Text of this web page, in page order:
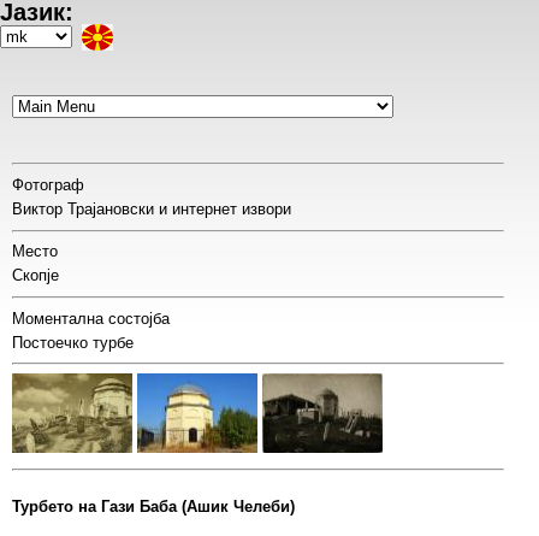
Skip
to
Јазик:
Select
Фотограф
Виктор Трајановски и интернет извори
Место
Скопје
Моментална состојба
Постоечко турбе
Турбето на Гази Баба (Ашик Челеби)